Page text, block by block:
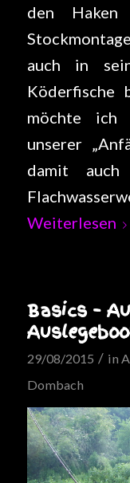
den
auch in
Köderfische
möchte ich
unserer
damit
Weiterlesen
Basics –
29/08/2015 / in
Dombach